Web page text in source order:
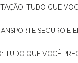
TUDO QUE
SEGURO E
TUDO QUE VOCÊ